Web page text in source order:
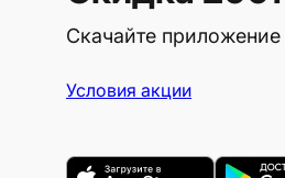
Скачайте
Условия акции